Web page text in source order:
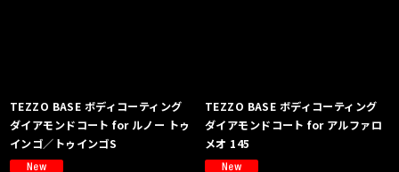
TEZZO BASE ボディコーティング
ダイアモンドコート for ルノー トゥ
インゴ／トゥインゴS
TEZZO BASE ボディコーティング
ダイアモンドコート for アルファロ
メオ 145